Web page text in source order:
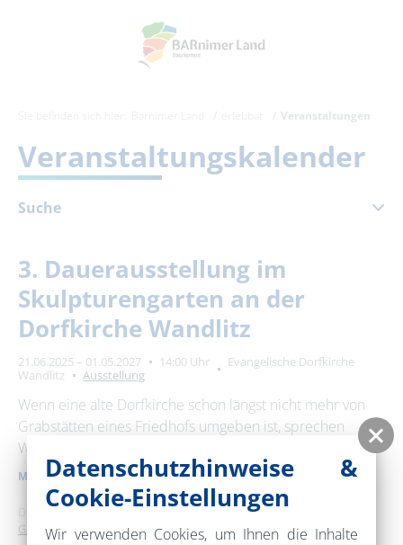
Veranstaltungen
Veranstaltungskalender
Suche
März 2027
Mo Di Mi Do Fr
1 2 3 4 5
8
9 10 11 12
15
16 17 18 19 20
21
22
23 24 25 26 27
28
29
30 31
Erweiterte Suche
Zeitraum
3. Dauerausstellung im
Skulpturengarten an der
Dorfkirche Wandlitz
21.06.2025 – 01.05.2027 14:00 Uhr
Evangelische Dorfkirche
Wandlitz
Ausstellung
Wenn eine alte Dorfkirche schon längst nicht mehr von
Grabstätten eines Friedhofs umgeben ist, sprechen
Wiese und Bäume um sie …
MEHR ERFAHREN
Dies ist ein Service derTMB Tourismus-Marketing Brandenburg
GmbH.
Datenschutzhinweise &
Cookie-Einstellungen
Wir verwenden Cookies, um Ihnen die Inhalte